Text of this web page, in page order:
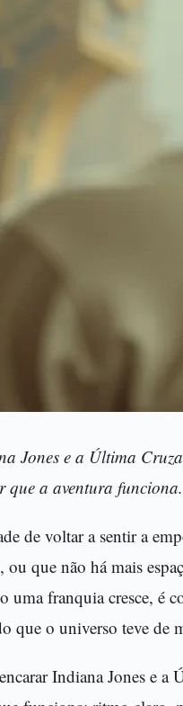
Jones e a Última
a aventura
de voltar a sentir a
que não há mais
uma franquia cresce, é
que o universo teve de
Indiana Jones e